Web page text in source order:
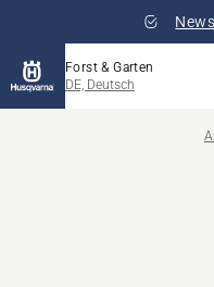
Forst & Garten
DE, Deutsch